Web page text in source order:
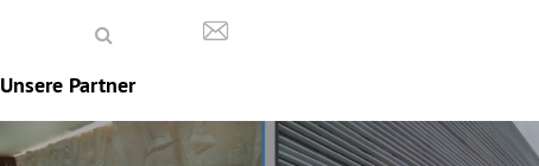
Unsere Partner